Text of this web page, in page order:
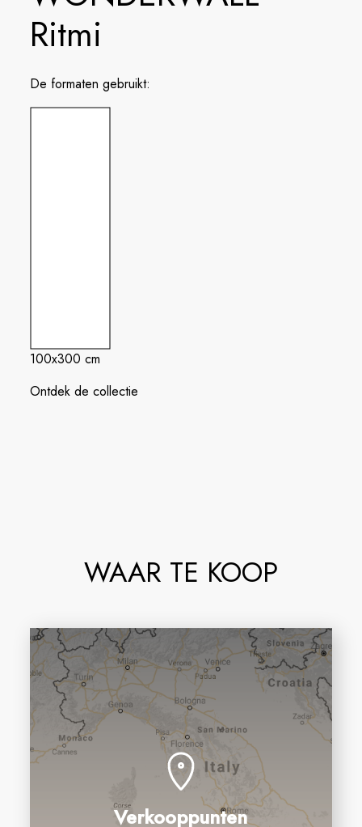
Ritmi
De formaten gebruikt:
100x300 cm
Ontdek de collectie
WAAR TE KOOP
Verkooppunten